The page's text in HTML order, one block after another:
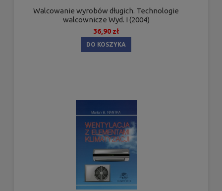
Walcowanie wyrobów długich. Technologie
walcownicze Wyd. I (2004)
36,90 zł
DO KOSZYKA